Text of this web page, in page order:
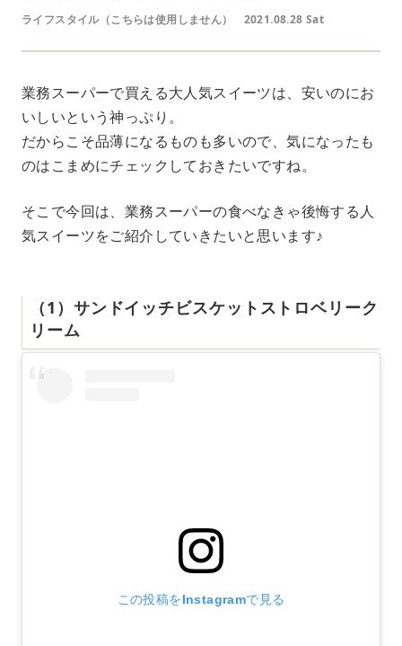
ライフスタイル（こちらは使用しません） 2021.08.28 Sat
業務スーパーで買える大人気スイーツは、安いのにお
いしいという神っぷり。
だからこそ品薄になるものも多いので、気になったも
のはこまめにチェックしておきたいですね。
そこで今回は、業務スーパーの食べなきゃ後悔する人
気スイーツをご紹介していきたいと思います♪
（1）サンドイッチビスケットストロベリーク
リーム
この投稿をInstagramで見る